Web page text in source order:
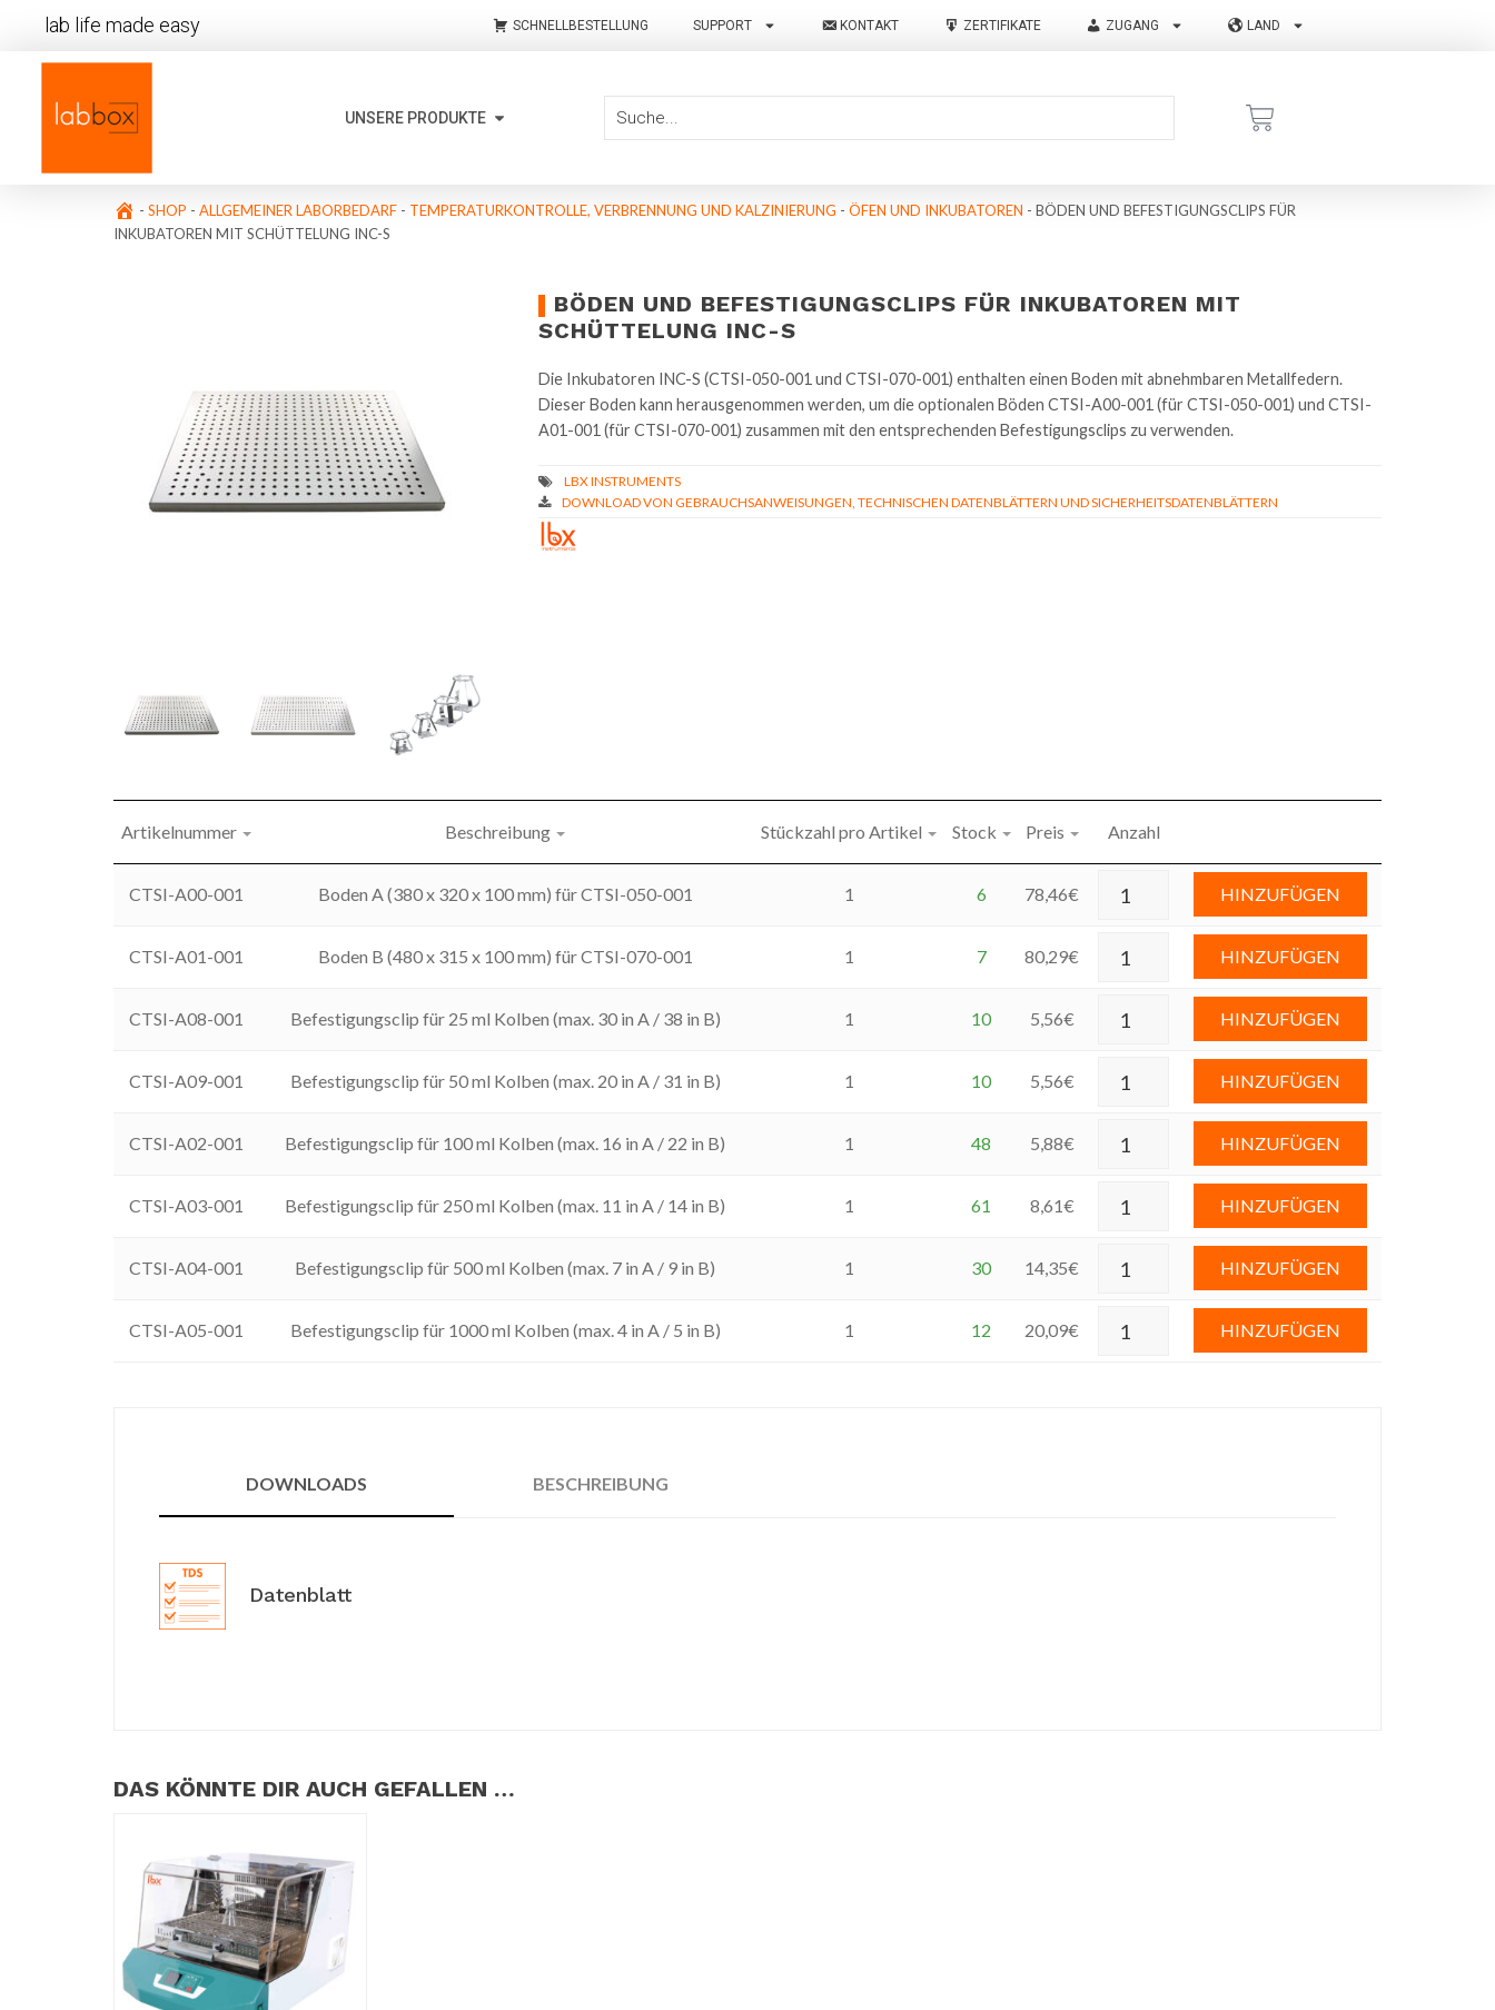
lab life made easy SCHNELLBESTELLUNG SUPPORT KONTAKT ZERTIFIKATE ZUGANG LAND
UNSERE PRODUKTE
- SHOP - ALLGEMEINER LABORBEDARF - TEMPERATURKONTROLLE, VERBRENNUNG UND KALZINIERUNG - ÖFEN UND INKUBATOREN - BÖDEN UND BEFESTIGUNGSCLIPS FÜR
INKUBATOREN MIT SCHÜTTELUNG INC-S
BÖDEN UND BEFESTIGUNGSCLIPS FÜR INKUBATOREN MIT
SCHÜTTELUNG INC-S
Die Inkubatoren INC-S (CTSI-050-001 und CTSI-070-001) enthalten einen Boden mit abnehmbaren Metallfedern.
Dieser Boden kann herausgenommen werden, um die optionalen Böden CTSI-A00-001 (für CTSI-050-001) und CTSI-
A01-001 (für CTSI-070-001) zusammen mit den entsprechenden Befestigungsclips zu verwenden.
DOWNLOAD VON GEBRAUCHSANWEISUNGEN, TECHNISCHEN DATENBLÄTTERN UND SICHERHEITSDATENBLÄTTERN
Artikelnummer Beschreibung Stückzahl pro Artikel Stock Preis Anzahl
CTSI-A00-001 Boden A (380 x 320 x 100 mm) für CTSI-050-001 1 6 78,46€ HINZUFÜGEN
CTSI-A01-001 Boden B (480 x 315 x 100 mm) für CTSI-070-001 1 7 80,29€ HINZUFÜGEN
CTSI-A08-001 Befestigungsclip für 25 ml Kolben (max. 30 in A / 38 in B) 1 10 5,56€ HINZUFÜGEN
CTSI-A09-001 Befestigungsclip für 50 ml Kolben (max. 20 in A / 31 in B) 1 10 5,56€ HINZUFÜGEN
CTSI-A02-001 Befestigungsclip für 100 ml Kolben (max. 16 in A / 22 in B) 1 48 5,88€ HINZUFÜGEN
CTSI-A03-001 Befestigungsclip für 250 ml Kolben (max. 11 in A / 14 in B) 1 61 8,61€ HINZUFÜGEN
CTSI-A04-001 Befestigungsclip für 500 ml Kolben (max. 7 in A / 9 in B) 1 30 14,35€ HINZUFÜGEN
CTSI-A05-001 Befestigungsclip für 1000 ml Kolben (max. 4 in A / 5 in B) 1 12 20,09€ HINZUFÜGEN
DOWNLOADS BESCHREIBUNG
Datenblatt
DAS KÖNNTE DIR AUCH GEFALLEN …